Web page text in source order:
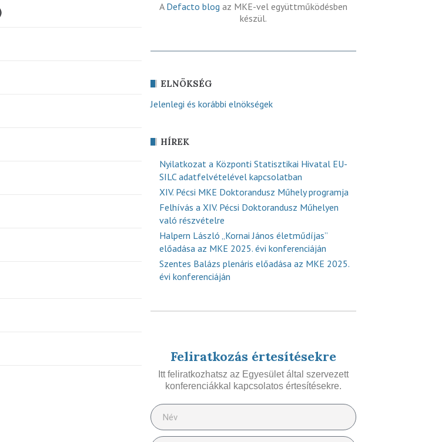
A Defacto blog az MKE-vel együttműködésben
készül.
ELNÖKSÉG
Jelenlegi és korábbi elnökségek
HÍREK
Nyilatkozat a Központi Statisztikai Hivatal EU-
SILC adatfelvételével kapcsolatban
XIV. Pécsi MKE Doktorandusz Műhely programja
Felhívás a XIV. Pécsi Doktorandusz Műhelyen
való részvételre
Halpern László „Kornai János életműdíjas”
előadása az MKE 2025. évi konferenciáján
Szentes Balázs plenáris előadása az MKE 2025.
évi konferenciáján
Feliratkozás értesítésekre
Itt feliratkozhatsz az Egyesület által szervezett
konferenciákkal kapcsolatos értesítésekre.